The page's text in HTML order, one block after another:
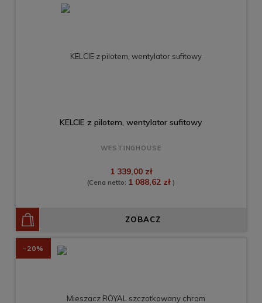
KELCIE z pilotem, wentylator sufitowy
WESTINGHOUSE
1 339,00 zł
(Cena netto: 1 088,62 zł )
ZOBACZ
-20%